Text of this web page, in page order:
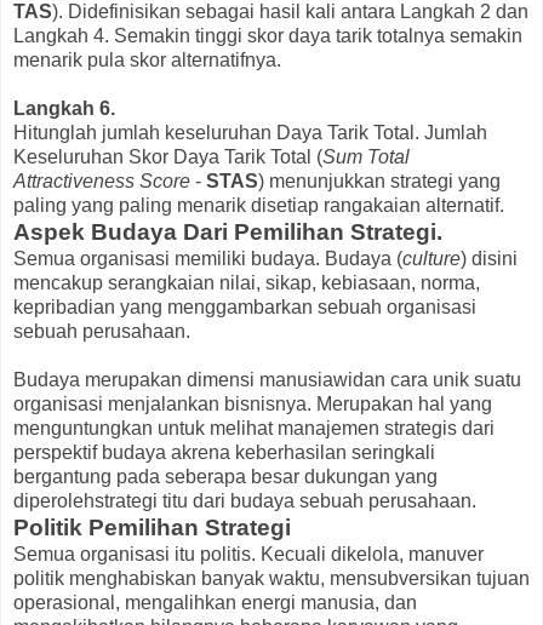
TAS). Didefinisikan sebagai hasil kali antara Langkah 2 dan
Langkah 4. Semakin tinggi skor daya tarik totalnya semakin
menarik pula skor alternatifnya.
Langkah 6.
Hitunglah jumlah keseluruhan Daya Tarik Total. Jumlah
Keseluruhan Skor Daya Tarik Total (Sum Total
Attractiveness Score - STAS) menunjukkan strategi yang
paling yang paling menarik disetiap rangakaian alternatif.
Aspek Budaya Dari Pemilihan Strategi.
Semua organisasi memiliki budaya. Budaya (culture) disini
mencakup serangkaian nilai, sikap, kebiasaan, norma,
kepribadian yang menggambarkan sebuah organisasi
sebuah perusahaan.
Budaya merupakan dimensi manusiawidan cara unik suatu
organisasi menjalankan bisnisnya. Merupakan hal yang
menguntungkan untuk melihat manajemen strategis dari
perspektif budaya akrena keberhasilan seringkali
bergantung pada seberapa besar dukungan yang
diperolehstrategi titu dari budaya sebuah perusahaan.
Politik Pemilihan Strategi
Semua organisasi itu politis. Kecuali dikelola, manuver
politik menghabiskan banyak waktu, mensubversikan tujuan
operasional, mengalihkan energi manusia, dan